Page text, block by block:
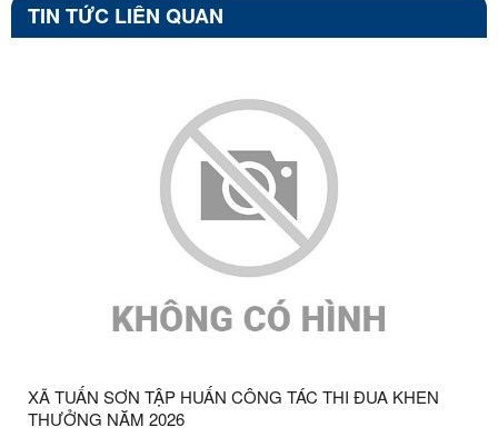
TIN TỨC LIÊN QUAN
XÃ TUẤN SƠN TẬP HUẤN CÔNG TÁC THI ĐUA KHEN
THƯỞNG NĂM 2026